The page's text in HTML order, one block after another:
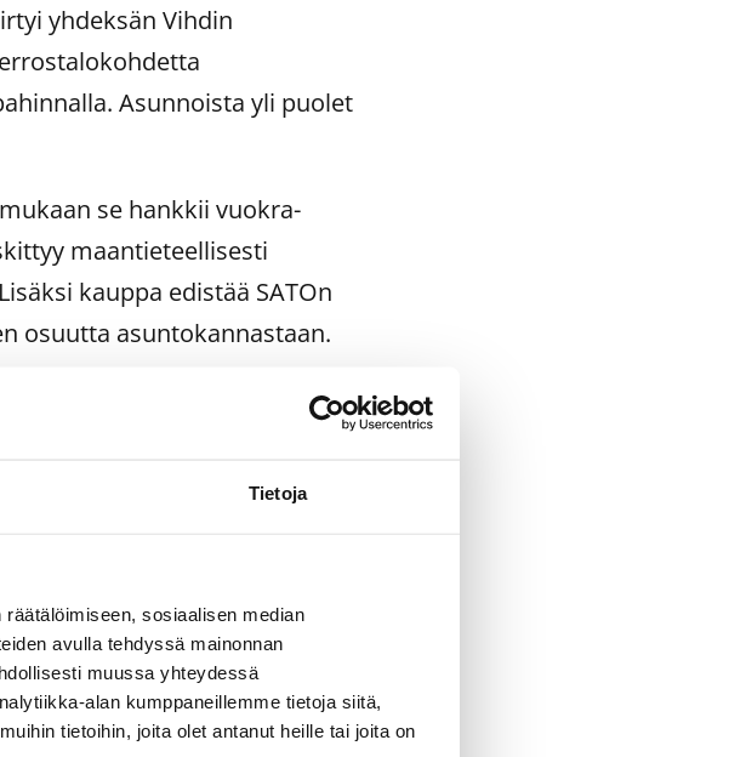
Tietoja
sosiaalisen median
avulla tehdyssä mainonnan
muussa yhteydessä
alan kumppaneillemme tietoja siitä,
tietoihin, joita olet antanut heille tai joita on
yhdeksän Vihdin
Asunnoista yli puolet
se hankkii vuokra-
maantieteellisesti
kauppa edistää SATOn
osuutta asuntokannastaan.
yhteensä noin 6 000 asuntoa
000 vuokra-asunnosta 65
0201 34 4007, gsm 0400